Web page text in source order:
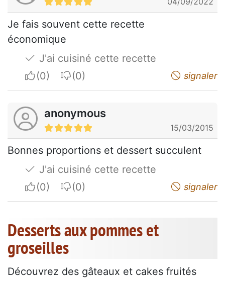
Je fais souvent cette recette
économique
J'ai cuisiné cette recette
I apreciateI do not appreciate signaler
anonymous
15/03/2015
Bonnes proportions et dessert succulent
J'ai cuisiné cette recette
I apreciateI do not appreciate signaler
Desserts aux pommes et
groseilles
Découvrez des gâteaux et cakes fruités